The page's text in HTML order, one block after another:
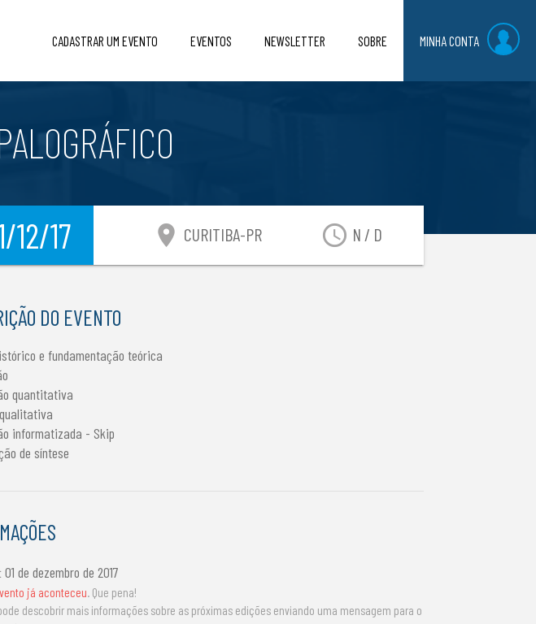
CADASTRAR UM EVENTO EVENTOS NEWSLETTER SOBRE MINHA CONTA
12/17 access_time N / D
location_on CURITIBA-PR
DO EVENTO
e fundamentação teórica
quantitativa
informatizada - Skip
de síntese
01 de dezembro de 2017
já aconteceu. Que pena!
descobrir mais informações sobre as próximas edições enviando uma mensagem para o